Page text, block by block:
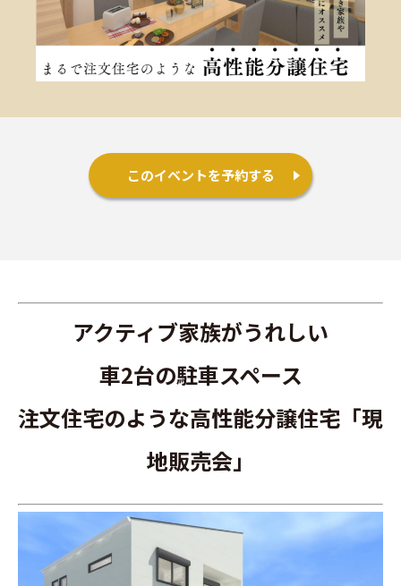
お客様の声
∟はじめての方へ
∟保証・アフターフォロー
∟家づくりの流れ
∟規格型・高性能住宅『Waffle』
このイベントを予約する
アクティブ家族がうれしい
車2台の駐車スペース
注文住宅のような高性能分譲住宅「現
地販売会」